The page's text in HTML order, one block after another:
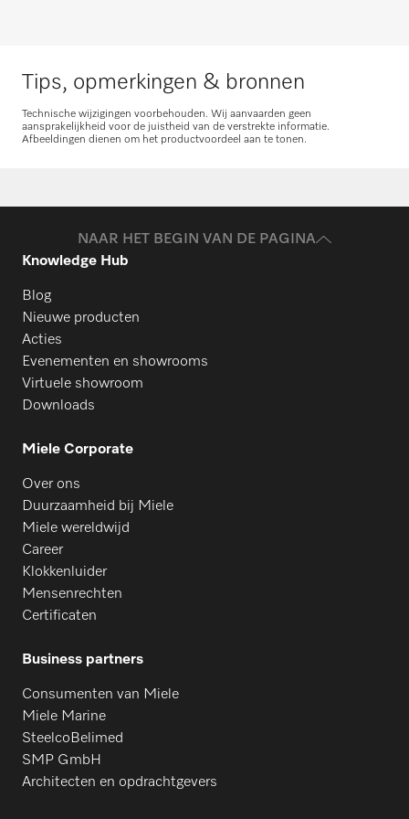
Tips, opmerkingen & bronnen
Technische wijzigingen voorbehouden. Wij aanvaarden geen
aansprakelijkheid voor de juistheid van de verstrekte informatie.
Afbeeldingen dienen om het productvoordeel aan te tonen.
NAAR HET BEGIN VAN DE PAGINA
Knowledge Hub
Blog
Nieuwe producten
Acties
Evenementen en showrooms
Virtuele showroom
Downloads
Miele Corporate
Over ons
Duurzaamheid bij Miele
Miele wereldwijd
Career
Klokkenluider
Mensenrechten
Certificaten
Business partners
Consumenten van Miele
Miele Marine
SteelcoBelimed
SMP GmbH
Architecten en opdrachtgevers